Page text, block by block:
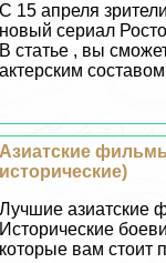
C 15 апреля
новый сериал
В статье , вы
актерским составом
Азиатские
исторические)
Лучшие азиатские
Исторические
которые вам стоит